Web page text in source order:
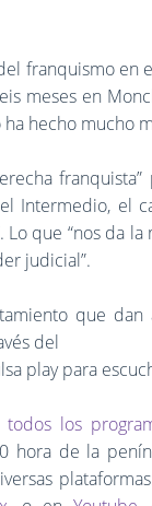
franquismo
meses en
hecho mucho
Intermedio, el
que “nos da
judicial”.
que
del
play para
los
de la